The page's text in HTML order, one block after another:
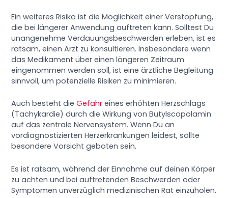
Ein weiteres Risiko ist die Möglichkeit einer Verstopfung,
die bei längerer Anwendung auftreten kann. Solltest Du
unangenehme Verdauungsbeschwerden erleben, ist es
ratsam, einen Arzt zu konsultieren. Insbesondere wenn
das Medikament über einen längeren Zeitraum
eingenommen werden soll, ist eine ärztliche Begleitung
sinnvoll, um potenzielle Risiken zu minimieren.
Auch besteht dieGefahr eines erhöhten Herzschlags
(Tachykardie) durch die Wirkung von Butylscopolamin
auf das zentrale Nervensystem. Wenn Du an
vordiagnostizierten Herzerkrankungen leidest, sollte
besondere Vorsicht geboten sein.
Es ist ratsam, während der Einnahme auf deinen Körper
zu achten und bei auftretenden Beschwerden oder
Symptomen unverzüglich medizinischen Rat einzuholen.